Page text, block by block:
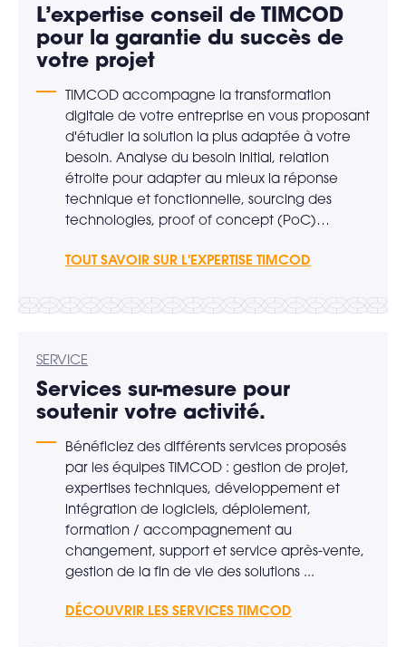
L’expertise conseil de TIMCOD
pour la garantie du succès de
votre projet
TIMCOD accompagne la transformation
digitale de votre entreprise en vous proposant
d'étudier la solution la plus adaptée à votre
besoin. Analyse du besoin initial, relation
étroite pour adapter au mieux la réponse
technique et fonctionnelle, sourcing des
technologies, proof of concept (PoC)…
TOUT SAVOIR SUR L'EXPERTISE TIMCOD
SERVICE
Services sur-mesure pour
soutenir votre activité.
Bénéficiez des différents services proposés
par les équipes TIMCOD : gestion de projet,
expertises techniques, développement et
intégration de logiciels, déploiement,
formation / accompagnement au
changement, support et service après-vente,
gestion de la fin de vie des solutions ...
DÉCOUVRIR LES SERVICES TIMCOD